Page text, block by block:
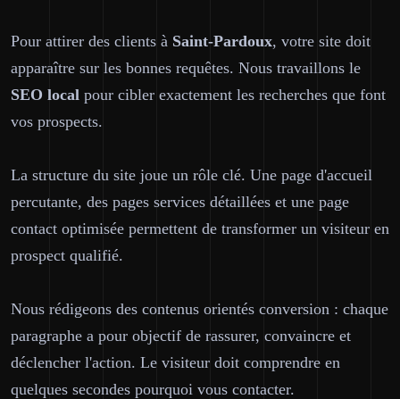
Pour attirer des clients à Saint-Pardoux, votre site doit
apparaître sur les bonnes requêtes. Nous travaillons le
SEO local pour cibler exactement les recherches que font
vos prospects.
La structure du site joue un rôle clé. Une page d'accueil
percutante, des pages services détaillées et une page
contact optimisée permettent de transformer un visiteur en
prospect qualifié.
Nous rédigeons des contenus orientés conversion : chaque
paragraphe a pour objectif de rassurer, convaincre et
déclencher l'action. Le visiteur doit comprendre en
quelques secondes pourquoi vous contacter.